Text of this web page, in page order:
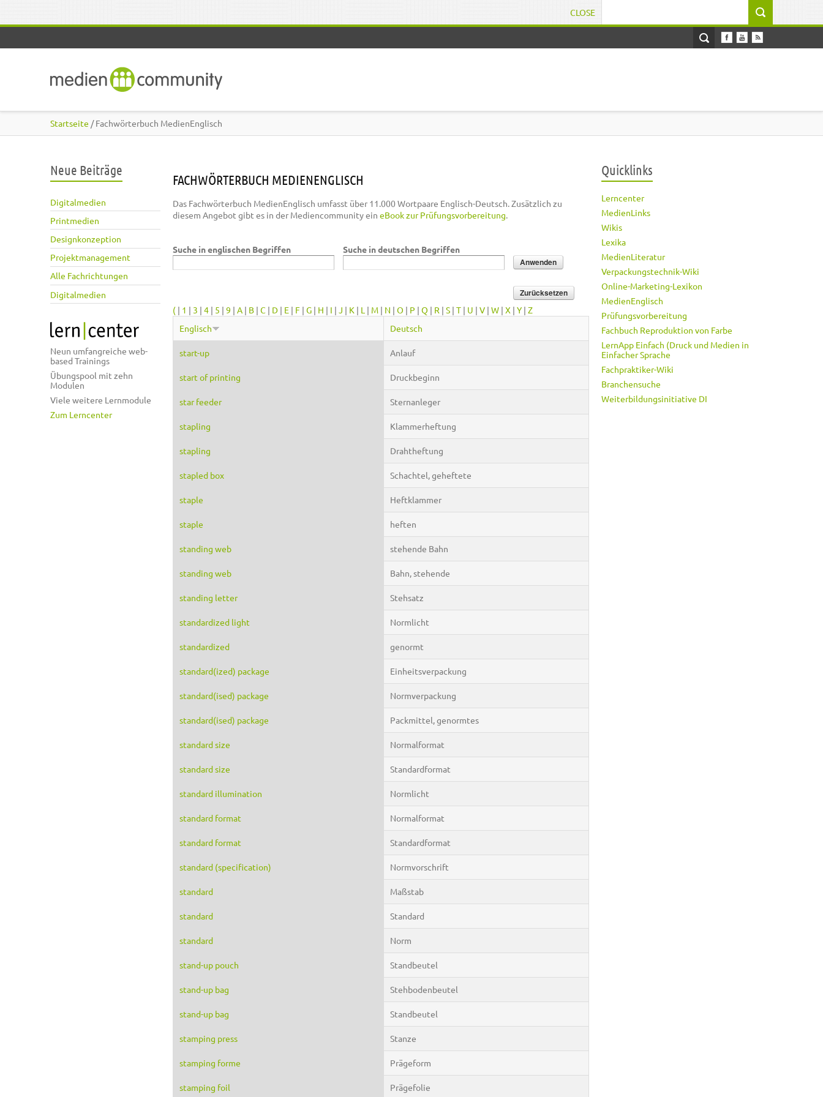
CLOSE
Startseite / Fachwörterbuch MedienEnglisch
Neue Beiträge
Digitalmedien
Printmedien
Designkonzeption
Projektmanagement
Alle Fachrichtungen
Digitalmedien
Neun umfangreiche web-
based Trainings
Übungspool mit zehn
Modulen
Viele weitere Lernmodule
Zum Lerncenter
FACHWÖRTERBUCH MEDIENENGLISCH
Das Fachwörterbuch MedienEnglisch umfasst über 11.000 Wortpaare Englisch-Deutsch. Zusätzlich zu
diesem Angebot gibt es in der Mediencommunity ein eBook zur Prüfungsvorbereitung.
Suche in englischen Begriffen Suche in deutschen Begriffen
( | 1 | 3 | 4 | 5 | 9 | A | B | C | D | E | F | G | H | I | J | K | L | M | N | O | P | Q | R | S | T | U | V | W | X | Y | Z
Englisch
Deutsch
start-up Anlauf
start of printing Druckbeginn
star feeder Sternanleger
stapling Klammerheftung
stapling Drahtheftung
stapled box Schachtel, geheftete
staple Heftklammer
staple heften
standing web stehende Bahn
standing web Bahn, stehende
standing letter Stehsatz
standardized light Normlicht
standardized genormt
standard(ized) package Einheitsverpackung
standard(ised) package Normverpackung
standard(ised) package Packmittel, genormtes
standard size Normalformat
standard size Standardformat
standard illumination Normlicht
standard format Normalformat
standard format Standardformat
standard (specification) Normvorschrift
standard Maßstab
standard Standard
standard Norm
stand-up pouch Standbeutel
stand-up bag Stehbodenbeutel
stand-up bag Standbeutel
stamping press Stanze
stamping forme Prägeform
stamping foil Prägefolie
Quicklinks
Lerncenter
MedienLinks
Wikis
Lexika
MedienLiteratur
Verpackungstechnik-Wiki
Online-Marketing-Lexikon
MedienEnglisch
Prüfungsvorbereitung
Fachbuch Reproduktion von Farbe
LernApp Einfach (Druck und Medien in
Einfacher Sprache
Fachpraktiker-Wiki
Branchensuche
Weiterbildungsinitiative DI